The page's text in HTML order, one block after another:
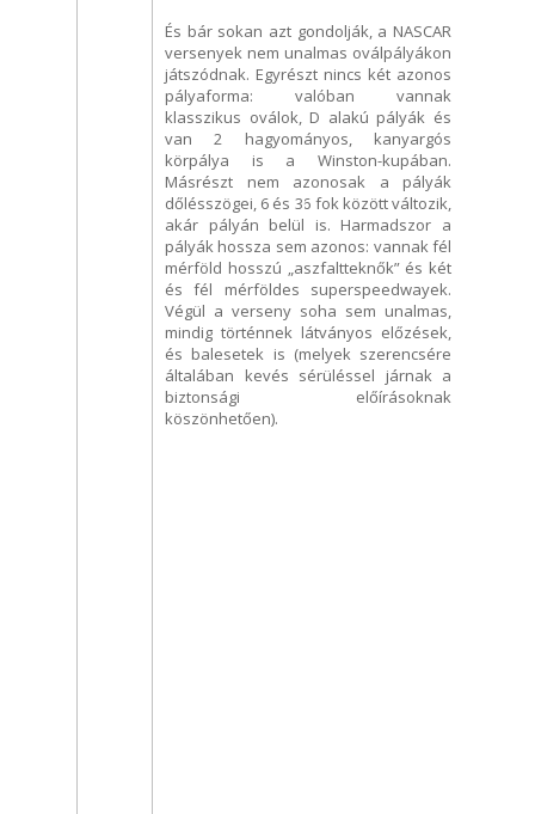
És bár sokan azt gondolják, a NASCAR
versenyek nem unalmas oválpályákon
játszódnak. Egyrészt nincs két azonos
pályaforma: valóban vannak
klasszikus oválok, D alakú pályák és
van 2 hagyományos, kanyargós
körpálya is a Winston-kupában.
Másrészt nem azonosak a pályák
dőlésszögei, 6 és 36 fok között változik,
akár pályán belül is. Harmadszor a
pályák hossza sem azonos: vannak fél
mérföld hosszú „aszfaltteknők” és két
és fél mérföldes superspeedwayek.
Végül a verseny soha sem unalmas,
mindig történnek látványos előzések,
és balesetek is (melyek szerencsére
általában kevés sérüléssel járnak a
biztonsági előírásoknak
köszönhetően).